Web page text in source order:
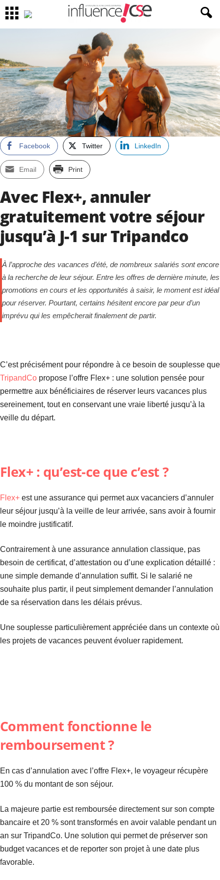
Facebook Twitter LinkedIn
Email Print
Avec Flex+, annuler
gratuitement votre séjour
jusqu’à J-1 sur Tripandco
À l’approche des vacances d’été, de nombreux salariés sont encore
à la recherche de leur séjour. Entre les offres de dernière minute, les
promotions en cours et les opportunités à saisir, le moment est idéal
pour réserver. Pourtant, certains hésitent encore par peur d’un
imprévu qui les empêcherait finalement de partir.
C’est précisément pour répondre à ce besoin de souplesse que
TripandCo propose l’offre Flex+ : une solution pensée pour
permettre aux bénéficiaires de réserver leurs vacances plus
sereinement, tout en conservant une vraie liberté jusqu’à la
veille du départ.
Flex+ : qu’est-ce que c’est ?
Flex+ est une assurance qui permet aux vacanciers d’annuler
leur séjour jusqu’à la veille de leur arrivée, sans avoir à fournir
le moindre justificatif.
Contrairement à une assurance annulation classique, pas
besoin de certificat, d’attestation ou d’une explication détaillé :
une simple demande d’annulation suffit. Si le salarié ne
souhaite plus partir, il peut simplement demander l’annulation
de sa réservation dans les délais prévus.
Une souplesse particulièrement appréciée dans un contexte où
les projets de vacances peuvent évoluer rapidement.
Comment fonctionne le
remboursement ?
En cas d’annulation avec l’offre Flex+, le voyageur récupère
100 % du montant de son séjour.
La majeure partie est remboursée directement sur son compte
bancaire et 20 % sont transformés en avoir valable pendant un
an sur TripandCo. Une solution qui permet de préserver son
budget vacances et de reporter son projet à une date plus
favorable.